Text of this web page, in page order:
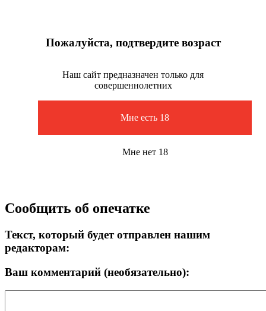
Пожалуйста, подтвердите возраст
Наш сайт предназначен только для
совершеннолетних
Мне есть 18
Мне нет 18
Сообщить об опечатке
Текст, который будет отправлен нашим
редакторам:
Ваш комментарий (необязательно):